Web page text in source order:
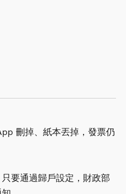
刪掉、紙本丟掉，發票仍
只要通過歸戶設定，財政部